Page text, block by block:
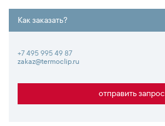
Как заказать?
+7 495 995 49 87
zakaz@termoclip.ru
отправить запрос